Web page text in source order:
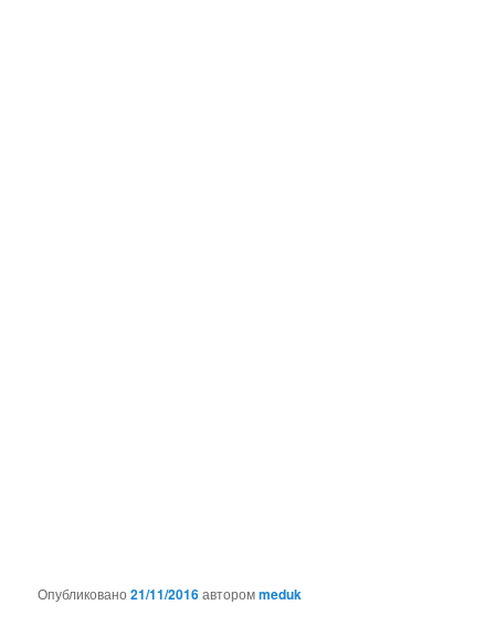
Опубликовано21/11/2016авторомmeduk